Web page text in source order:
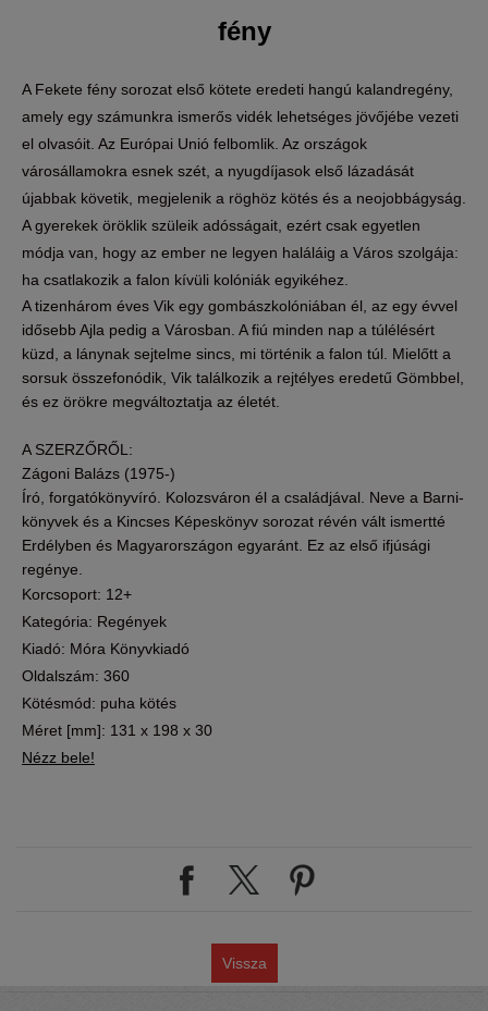
fény
A Fekete fény sorozat első kötete eredeti hangú kalandregény,
amely egy számunkra ismerős vidék lehetséges jövőjébe vezeti
el olvasóit. Az Európai Unió felbomlik. Az országok
városállamokra esnek szét, a nyugdíjasok első lázadását
újabbak követik, megjelenik a röghöz kötés és a neojobbágyság.
A gyerekek öröklik szüleik adósságait, ezért csak egyetlen
módja van, hogy az ember ne legyen haláláig a Város szolgája:
ha csatlakozik a falon kívüli kolóniák egyikéhez.
A tizenhárom éves Vik egy gombászkolóniában él, az egy évvel
idősebb Ajla pedig a Városban. A fiú minden nap a túlélésért
küzd, a lánynak sejtelme sincs, mi történik a falon túl. Mielőtt a
sorsuk összefonódik, Vik találkozik a rejtélyes eredetű Gömbbel,
és ez örökre megváltoztatja az életét.
A SZERZŐRŐL:
Zágoni Balázs (1975-)
Író, forgatókönyvíró. Kolozsváron él a családjával. Neve a Barni-
könyvek és a Kincses Képeskönyv sorozat révén vált ismertté
Erdélyben és Magyarországon egyaránt. Ez az első ifjúsági
regénye.
Korcsoport: 12+
Kategória: Regények
Kiadó: Móra Könyvkiadó
Oldalszám: 360
Kötésmód: puha kötés
Méret [mm]: 131 x 198 x 30
Nézz bele!
Vissza